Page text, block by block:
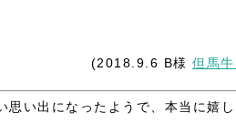
(2018.9.6 B様 但馬
い出になったようで、本当に嬉し